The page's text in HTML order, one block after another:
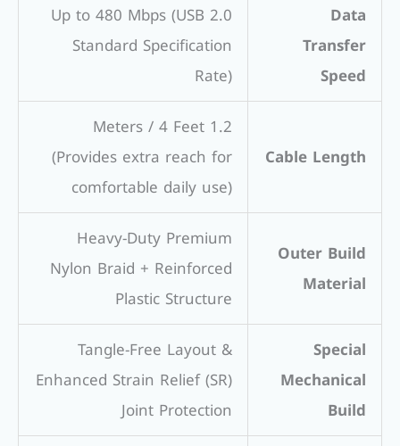
Data
Transfer
Speed
Up to 480 Mbps (USB 2.0
Standard Specification
Rate)
Cable Length
1.2 Meters / 4 Feet
(Provides extra reach for
comfortable daily use)
Outer Build
Material
Heavy-Duty Premium
Nylon Braid + Reinforced
Plastic Structure
Special
Mechanical
Build
Tangle-Free Layout &
Enhanced Strain Relief (SR)
Joint Protection